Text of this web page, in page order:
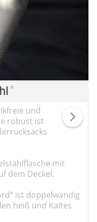
*
und
robust ist
mit
dem Deckel.
ist doppelwandig
heiß und Kaltes